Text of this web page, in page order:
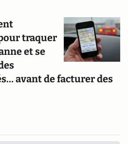
traquer
et se
avant de facturer des